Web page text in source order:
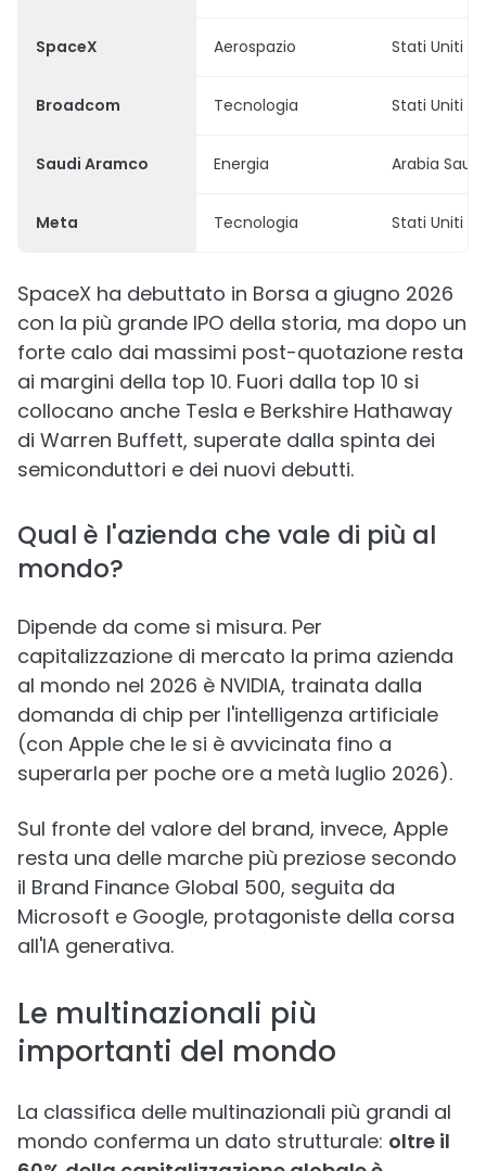
SpaceX Aerospazio Stati Uniti
Broadcom Tecnologia Stati Uniti
Saudi Aramco Energia Arabia
Meta Tecnologia Stati Uniti
SpaceX ha debuttato in Borsa a giugno 2026
con la più grande IPO della storia, ma dopo un
forte calo dai massimi post-quotazione resta
ai margini della top 10. Fuori dalla top 10 si
collocano anche Tesla e Berkshire Hathaway
di Warren Buffett, superate dalla spinta dei
semiconduttori e dei nuovi debutti.
Qual è l'azienda che vale di più al
mondo?
Dipende da come si misura. Per
capitalizzazione di mercato la prima azienda
al mondo nel 2026 è NVIDIA, trainata dalla
domanda di chip per l'intelligenza artificiale
(con Apple che le si è avvicinata fino a
superarla per poche ore a metà luglio 2026).
Sul fronte del valore del brand, invece, Apple
resta una delle marche più preziose secondo
il Brand Finance Global 500, seguita da
Microsoft e Google, protagoniste della corsa
all'IA generativa.
Le multinazionali più
importanti del mondo
La classifica delle multinazionali più grandi al
mondo conferma un dato strutturale: oltre il